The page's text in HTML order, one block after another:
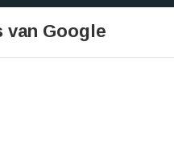
van Google